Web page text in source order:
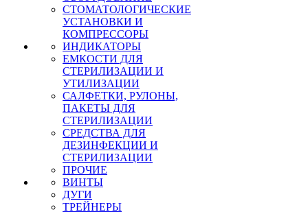
СТОМАТОЛОГИЧЕСКИЕ
УСТАНОВКИ И
КОМПРЕССОРЫ
ИНДИКАТОРЫ
ЕМКОСТИ ДЛЯ
СТЕРИЛИЗАЦИИ И
УТИЛИЗАЦИИ
САЛФЕТКИ, РУЛОНЫ,
ПАКЕТЫ ДЛЯ
СТЕРИЛИЗАЦИИ
СРЕДСТВА ДЛЯ
ДЕЗИНФЕКЦИИ И
СТЕРИЛИЗАЦИИ
ПРОЧИЕ
ВИНТЫ
ДУГИ
ТРЕЙНЕРЫ